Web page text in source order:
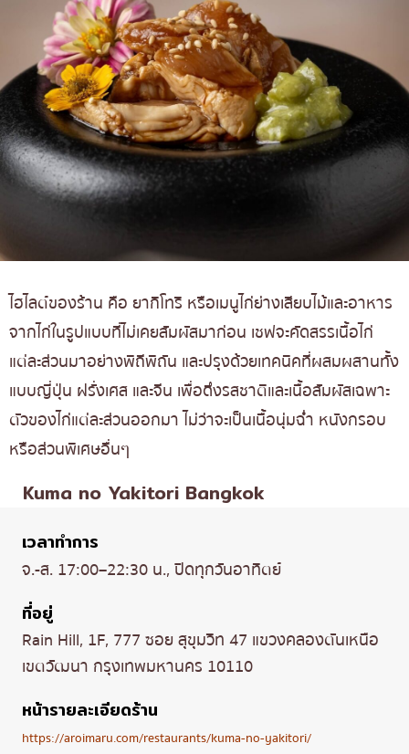
ไฮไลต์ของร้าน คือ ยากิโทริ หรือเมนูไก่ย่างเสียบไม้และอาหาร
จากไก่ในรูปแบบที่ไม่เคยสัมผัสมาก่อน เชฟจะคัดสรรเนื้อไก่
แต่ละส่วนมาอย่างพิถีพิถัน และปรุงด้วยเทคนิคที่ผสมผสานทั้ง
แบบญี่ปุ่น ฝรั่งเศส และจีน เพื่อดึงรสชาติและเนื้อสัมผัสเฉพาะ
ตัวของไก่แต่ละส่วนออกมา ไม่ว่าจะเป็นเนื้อนุ่มฉ่ำ หนังกรอบ
หรือส่วนพิเศษอื่นๆ
Kuma no Yakitori Bangkok
เวลาทำการ
จ.-ส. 17:00–22:30 น., ปิดทุกวันอาทิตย์
ที่อยู่
Rain Hill, 1F, 777 ซอย สุขุมวิท 47 แขวงคลองตันเหนือ
เขตวัฒนา กรุงเทพมหานคร 10110
หน้ารายละเอียดร้าน
https://aroimaru.com/restaurants/kuma-no-yakitori/